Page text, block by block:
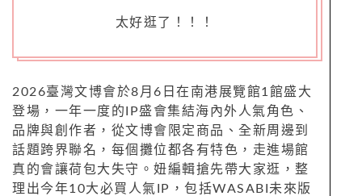
太好逛了！！！
2026臺灣文博會於8月6日在南港展覽館1館盛大
登場，一年一度的IP盛會集結海內外人氣角色、
品牌與創作者，從文博會限定商品、全新周邊到
話題跨界聯名，每個攤位都各有特色，走進場館
真的會讓荷包大失守。妞編輯搶先帶大家逛，整
理出今年10大必買人氣IP，包括WASABI未來版